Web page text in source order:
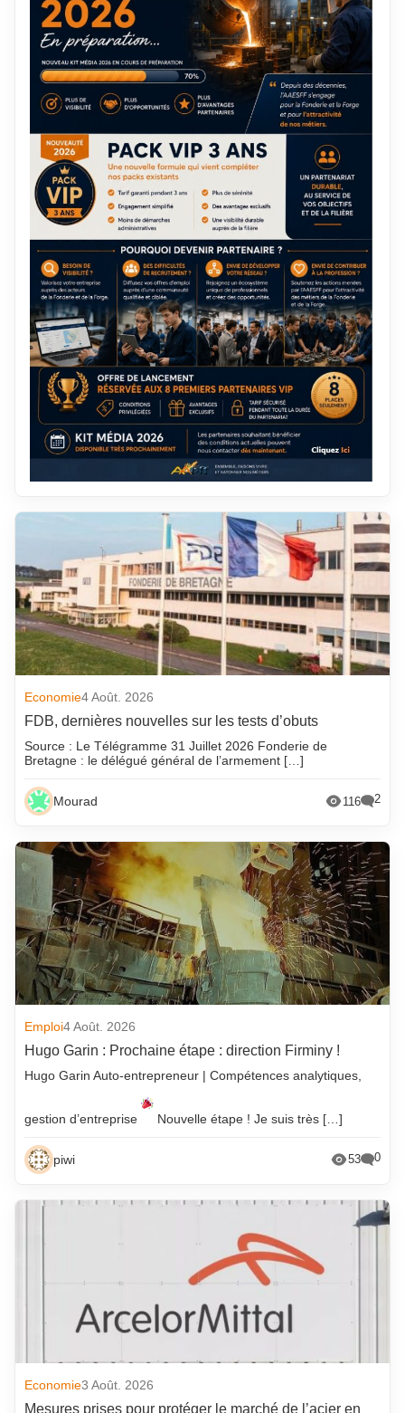
Economie4 Août. 2026
FDB, dernières nouvelles sur les tests d’obuts
Source : Le Télégramme 31 Juillet 2026 Fonderie de
Bretagne : le délégué général de l’armement […]
Mourad 116 2
Emploi4 Août. 2026
Hugo Garin : Prochaine étape : direction Firminy !
Hugo Garin Auto-entrepreneur | Compétences analytiques,
gestion d’entreprise Nouvelle étape ! Je suis très […]
piwi 53 0
Economie3 Août. 2026
Mesures prises pour protéger le marché de l’acier en